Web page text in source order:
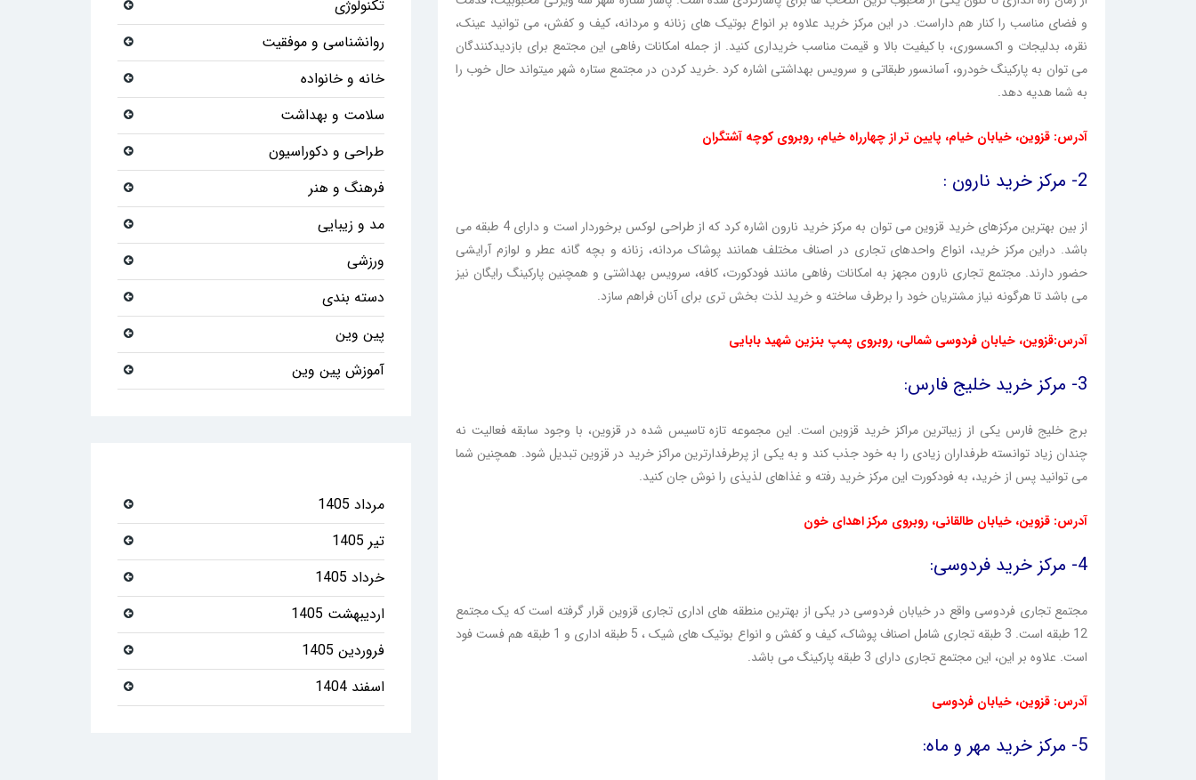
و فضای مناسب را کنار هم داراست. در این مرکز خرید علاوه بر انواع بوتیک های زنانه و مردانه، کیف و کفش، می توانید عینک،
نقره، بدلیجات و اکسسوری، با کیفیت بالا و قیمت مناسب خریداری کنید. از جمله امکانات رفاهی این مجتمع برای بازدیدکنندگان
می توان به پارکینگ خودرو، آسانسور طبقاتی و سرویس بهداشتی اشاره کرد .خرید کردن در مجتمع ستاره شهر میتواند حال خوب را
به شما هدیه دهد.
آدرس: قزوین، خیابان خیام، پایین تر از چهارراه خیام، روبروی کوچه آشتگران
2- مرکز خرید نارون :
از بین بهترین مرکزهای خرید قزوین می توان به مرکز خرید نارون اشاره کرد که از طراحی لوکس برخوردار است و دارای 4 طبقه می
باشد. دراین مرکز خرید، انواع واحدهای تجاری در اصناف مختلف همانند پوشاک مردانه، زنانه و بچه گانه عطر و لوازم آرایشی
حضور دارند. مجتمع تجاری نارون مجهز به امکانات رفاهی مانند فودکورت، کافه، سرویس بهداشتی و همچنین پارکینگ رایگان نیز
می باشد تا هرگونه نیاز مشتریان خود را برطرف ساخته و خرید لذت بخش تری برای آنان فراهم سازد.
آدرس:قزوین، خیابان فردوسی شمالی، روبروی پمپ بنزین شهید بابایی
3- مرکز خرید خلیج فارس:
برج خلیج فارس یکی از زیباترین مراکز خرید قزوین است. این مجموعه تازه تاسیس شده در قزوین، با وجود سابقه فعالیت نه
چندان زیاد توانسته طرفداران زیادی را به خود جذب کند و به یکی از پرطرفدارترین مراکز خرید در قزوین تبدیل شود. همچنین شما
می توانید پس از خرید، به فودکورت این مرکز خرید رفته و غذاهای لذیذی را نوش جان کنید.
آدرس: قزوین، خیابان طالقانی، روبروی مرکز اهدای خون
4- مرکز خرید فردوسی:
مجتمع تجاری فردوسی واقع در خیابان فردوسی در یکی از بهترین منطقه های اداری تجاری قزوین قرار گرفته است که یک مجتمع
12 طبقه است. 3 طبقه تجاری شامل اصناف پوشاک، کیف و کفش و انواع بوتیک های شیک ، 5 طبقه اداری و 1 طبقه هم فست فود
است. علاوه بر این، این مجتمع تجاری دارای 3 طبقه پارکینگ می باشد.
آدرس: قزوین، خیابان فردوسی
5- مرکز خرید مهر و ماه:
تکنولوژی
روانشناسی و موفقیت
خانه و خانواده
سلامت و بهداشت
طراحی و دکوراسیون
فرهنگ و هنر
مد و زیبایی
ورزشی
دسته بندی
پین وین
آموزش پین وین
مرداد 1405
تیر 1405
خرداد 1405
اردیبهشت 1405
فروردین 1405
اسفند 1404